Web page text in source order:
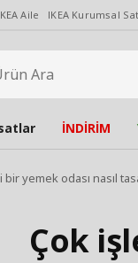
Aile IKEA Kurumsal
İNDİRİM
bir yemek odası nasıl
Çok